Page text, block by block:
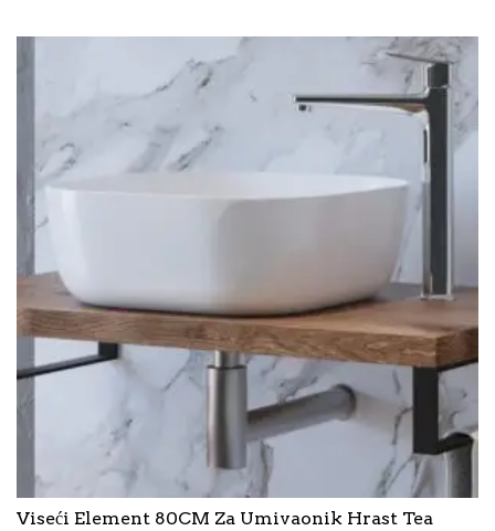
Viseći Element 80CM Za Umivaonik Hrast Tea